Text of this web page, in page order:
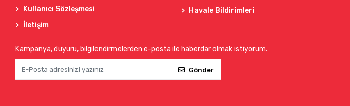
Kullanıcı Sözleşmesi
İletişim
Havale Bildirimleri
Kampanya, duyuru, bilgilendirmelerden e-posta ile haberdar olmak istiyorum.
Gönder